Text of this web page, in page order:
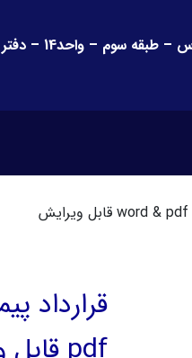
کرج-گوهردشت – فلکه اول – جنب نیکا